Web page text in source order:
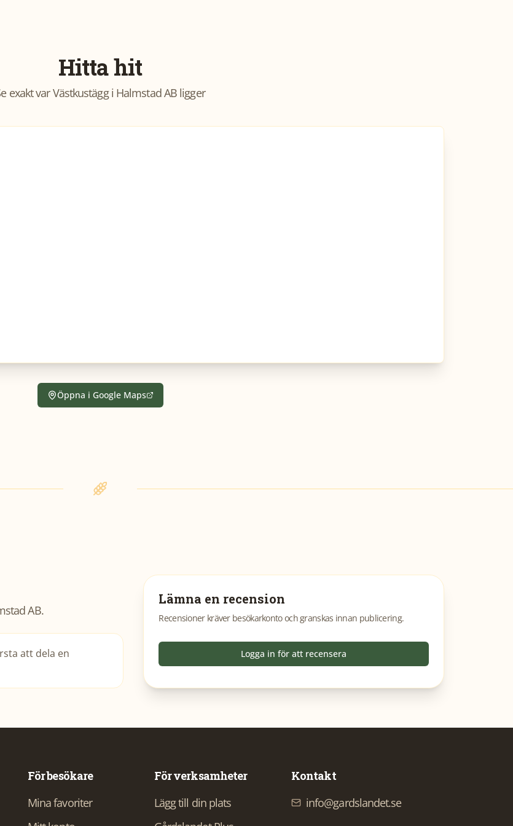
Hitta hit
exakt varVästkustägg i Halmstad AB ligger
Öppna i Google Maps
AB.
att dela en
Lämna en recension
Recensioner kräver besökarkonto och granskas innan publicering.
Logga in för att recensera
För besökare
Mina favoriter
För verksamheter
Lägg till din plats
Kontakt
info@gardslandet.se